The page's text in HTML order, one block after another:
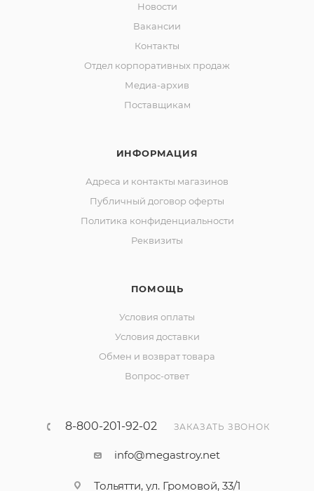
Новости
Вакансии
Контакты
Отдел корпоративных продаж
Медиа-архив
Поставщикам
ИНФОРМАЦИЯ
Адреса и контакты магазинов
Публичный договор оферты
Политика конфиденциальности
Реквизиты
ПОМОЩЬ
Условия оплаты
Условия доставки
Обмен и возврат товара
Вопрос-ответ
8-800-201-92-02 ЗАКАЗАТЬ ЗВОНОК
info@megastroy.net
Тольятти, ул. Громовой, 33/1